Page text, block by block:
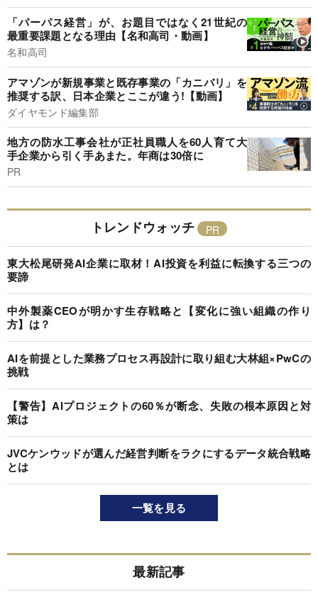
「パーパス経営」が、お題目ではなく21世紀の
最重要課題となる理由【名和高司・動画】
名和高司
アマゾンが新規事業と既存事業の「カニバリ」を
推奨する訳、日本企業とここが違う!【動画】
ダイヤモンド編集部
地方の防水工事会社が正社員職人を60人育て大
手企業から引く手あまた。年商は30倍に
PR
トレンドウォッチ
東大松尾研発AI企業に取材！AI投資を利益に転換する三つの
要諦
中外製薬CEOが明かす生存戦略と【変化に強い組織の作り
方】は？
AIを前提とした業務プロセス再設計に取り組む大林組×PwCの
挑戦
【警告】AIプロジェクトの60％が断念、失敗の根本原因と対
策は
JVCケンウッドが選んだ経営判断をラクにするデータ統合戦略
とは
一覧を見る
最新記事